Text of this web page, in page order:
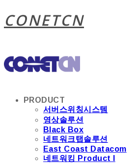
CONETCN
PRODUCT
서버스위칭시스템
영상솔루션
Black Box
네트워크탭솔루션
East Coast Datacom
네트워킹 Product I